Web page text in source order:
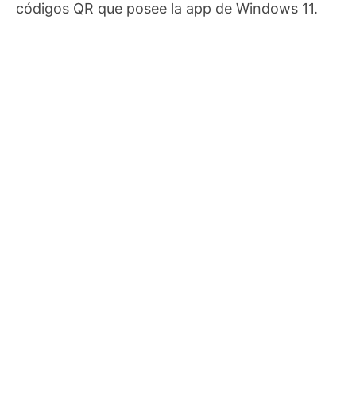
códigos QR que posee la app de Windows 11.